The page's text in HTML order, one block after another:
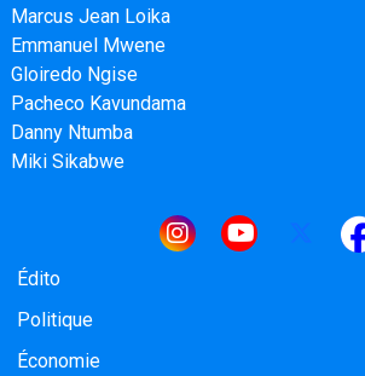
Marcus Jean Loika
Emmanuel Mwene
Gloiredo Ngise
Pacheco Kavundama
Danny Ntumba
Miki Sikabwe
Navigation principale
Édito
Politique
Économie